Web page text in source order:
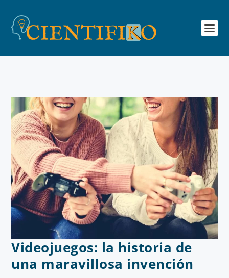
Videojuegos: la historia de
una maravillosa invención